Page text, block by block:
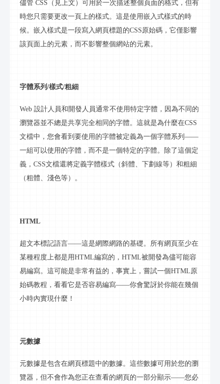
儘管 CSS（見上文）可用於一次描述整個頁面的格式，但有
時您只需要更改一頁上的樣式。這是使用嵌入式樣式的時
候。嵌入樣式是一段寫入網頁標題的CSS 原始碼 ，它僅影響
該頁面上的元素，而不影響整個網站的元素。
字體系列 /樣式/粗細
Web 設計人員和開發人員通常不使用特定字體，因為不同的
瀏覽器並不總是共享完全相同的字體。這就是為什麼在CSS
文檔中，您會看到要使用的字體被定義為一個字體系列——
一組可以使用的字體，而不是一個特定的字體。除了這個定
義，CSS文檔還將定義字體樣式（斜體、下劃線等）和粗細
（粗體、淺色等）。
HTML
超文本標記語言——這是網際網路的基礎。所有網頁至少在
某種程度上都是用HTML編寫的， HTML被開發為儘可能容
易編寫。這可能是非常有益的，事實上，嘗試一個HTML原
始碼教程，看看它是否容易編寫——你會驚訝於你能在幾個
小時內實現什麼！
元數據
元數據是包含在網頁標題中的數據。這些數據可用於您的瀏
覽器，但不會作為您正在查看的網頁的一部分顯示——您必